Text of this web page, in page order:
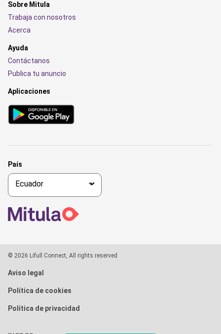
Sobre Mitula
Trabaja con nosotros
Acerca
Ayuda
Contáctanos
Publica tu anuncio
Aplicaciones
País
© 2026 Lifull Connect, All rights reserved
Aviso legal
Política de cookies
Política de privacidad